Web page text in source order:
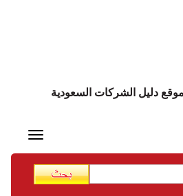
دليل الشركات السعودية
Toggle